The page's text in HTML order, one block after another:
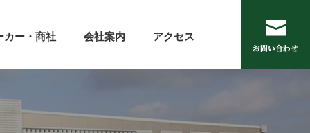
カー・商社 会社案内 アクセス